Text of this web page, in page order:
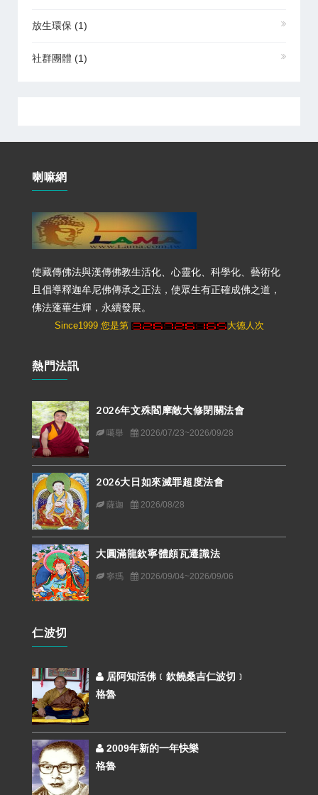
放生環保 (1)
社群團體 (1)
喇嘛網
使藏傳佛法與漢傳佛教生活化、心靈化、科學化、藝術化
且倡導釋迦牟尼佛傳承之正法，使眾生有正確成佛之道，
佛法蓬蓽生輝，永續發展。
Since1999 您是第 大德人次
熱門法訊
2026年文殊閻摩敵大修閉關法會
噶舉 2026/07/23~2026/09/28
2026大日如來滅罪超度法會
薩迦 2026/08/28
大圓滿龍欽寧體頗瓦遷識法
寧瑪 2026/09/04~2026/09/06
仁波切
居阿知活佛﹝欽饒桑吉仁波切﹞
格魯
2009年新的一年快樂
格魯